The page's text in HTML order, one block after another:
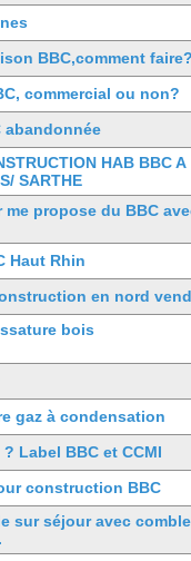
BBC,comment faire?
commercial ou non?
abandonnée
HAB BBC A
SARTHE
propose du BBC
Haut Rhin
en nord
bois
gaz à condensation
Label BBC et CCMI
construction BBC
sur séjour avec